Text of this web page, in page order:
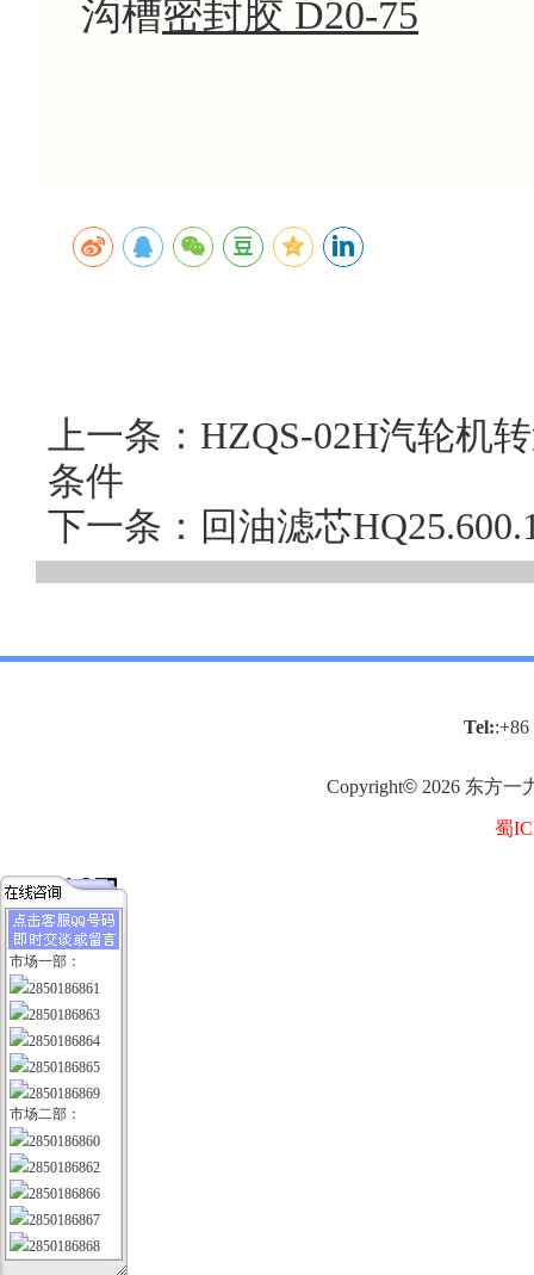
沟槽密封胶 D20-75
上一条：HZQS-02H汽轮机
条件
下一条：回油滤芯
Tel::+86
Copyright© 2026 东方一
蜀
市场一部：
2850186861
2850186863
2850186864
2850186865
2850186869
市场二部：
2850186860
2850186862
2850186866
2850186867
2850186868